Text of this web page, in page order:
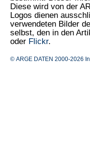
Diese wird von der
Logos dienen
verwendeten Bilder
selbst, den in den
oder Flickr.
© ARGE DATEN 2000-2026